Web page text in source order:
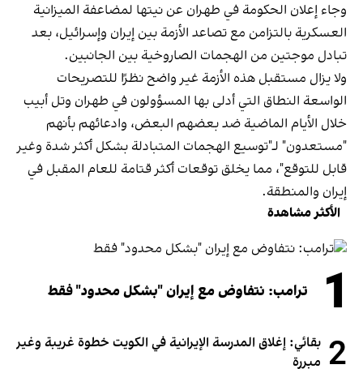
وجاء إعلان الحكومة في طهران عن نيتها لمضاعفة الميزانية
العسكرية بالتزامن مع تصاعد الأزمة بين إيران وإسرائيل، بعد
تبادل موجتين من الهجمات الصاروخية بين الجانبين.
ولا يزال مستقبل هذه الأزمة غير واضح نظرًا للتصريحات
الواسعة النطاق التي أدلى بها المسؤولون في طهران وتل أبيب
خلال الأيام الماضية ضد بعضهم البعض، وادعائهم بأنهم
"مستعدون" لـ"توسيع الهجمات المتبادلة بشكل أكثر شدة وغير
قابل للتوقع"، مما يخلق توقعات أكثر قتامة للعام المقبل في
إيران والمنطقة.
الأكثر مشاهدة
1 ترامب: نتفاوض مع إيران "بشكل محدود" فقط
2 بقائي: إغلاق المدرسة الإيرانية في الكويت خطوة غريبة وغير
مبررة